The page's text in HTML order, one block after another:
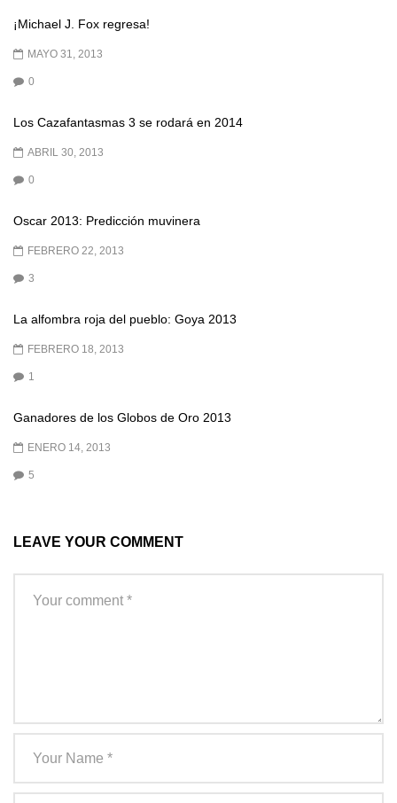
¡Michael J. Fox regresa!
MAYO 31, 2013
0
Los Cazafantasmas 3 se rodará en 2014
ABRIL 30, 2013
0
Oscar 2013: Predicción muvinera
FEBRERO 22, 2013
3
La alfombra roja del pueblo: Goya 2013
FEBRERO 18, 2013
1
Ganadores de los Globos de Oro 2013
ENERO 14, 2013
5
LEAVE YOUR COMMENT